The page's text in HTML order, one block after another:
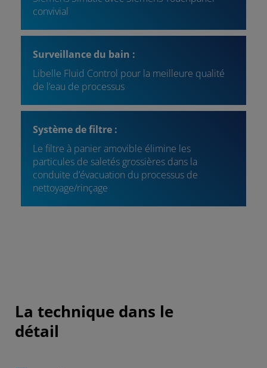
convivial
Surveillance du bain :
Libelle Fluid Control pour la meilleure qualité
de l’eau de processus
Système de filtre :
Le filtre à panier amovible élimine les
particules de saletés grossières dans la
conduite d’évacuation du processus de
nettoyage/rinçage
La technique dans le
détail